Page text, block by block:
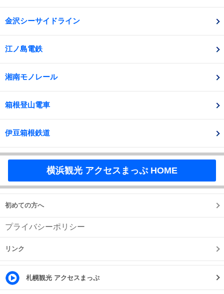
金沢シーサイドライン
江ノ島電鉄
湘南モノレール
箱根登山電車
伊豆箱根鉄道
横浜観光 アクセスまっぷ HOME
初めての方へ
プライバシーポリシー
リンク
札幌観光 アクセスまっぷ